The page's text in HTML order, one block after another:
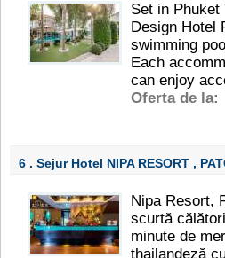
Set in Phuket
Design Hotel
swimming
Each
can enjoy
Oferta de la:
6 . Sejur Hotel NIPA RESORT ,
Nipa Resort,
scurtă
minute de
thailandeză